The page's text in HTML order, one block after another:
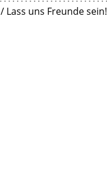
/ Lass uns Freunde sein!